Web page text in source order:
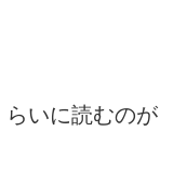
いに読むのが